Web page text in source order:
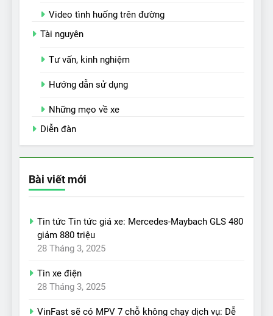
Video tình huống trên đường
Tài nguyên
Tư vấn, kinh nghiệm
Hướng dẫn sử dụng
Những mẹo về xe
Diễn đàn
Bài viết mới
Tin tức Tin tức giá xe: Mercedes-Maybach GLS 480
giảm 880 triệu
28 Tháng 3, 2025
Tin xe điện
28 Tháng 3, 2025
VinFast sẽ có MPV 7 chỗ không chạy dịch vụ: Dễ